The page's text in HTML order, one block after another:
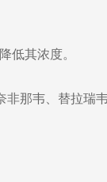
低其浓度。
那韦、替拉瑞